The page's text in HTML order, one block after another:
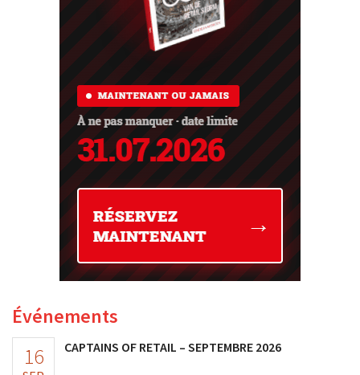
Événements
16 CAPTAINS OF RETAIL – SEPTEMBRE 2026